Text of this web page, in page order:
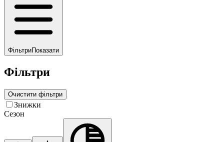
ФільтриПоказати
Фільтри
Очистити фільтри
Знижки
Сезон